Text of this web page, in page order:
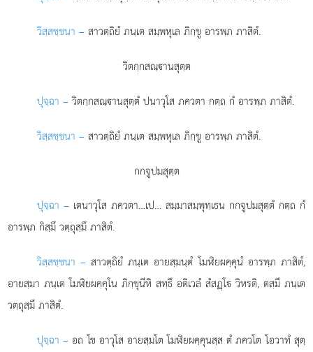
วิสฺสชฺชนา – สาวตฺถิยํ ภนฺเต สมฺพหุเล ภิกฺขู อารพฺภ ภาสิตํ.
วิตกฺกสณฺานสุตฺต
ปุจฺฉา – วิตกฺกสณฺานสุตฺตํปนาวุโส ภควตา กตฺถ กํ อารพฺภ ภาสิตํ.
วิสฺสชฺชนา – สาวตฺถิยํ ภนฺเต สมฺพหุเล ภิกฺขู อารพฺภ ภาสิตํ.
กกจูปมสุตฺต
ปุจฺฉา – เตนาวุโส ภควตา…เป… สมฺมาสมฺพุทฺเธน กกจูปมสุตฺตํ กตฺถ กํ
อารพฺภ กิสฺมึ วตฺถุสฺมึ ภาสิตํ.
วิสฺสชฺชนา – สาวตฺถิยํ ภนฺเต อายสฺมนฺตํ โมฬิยผคฺคุนํ อารพฺภ ภาสิตํ,
อายสฺมา ภนฺเต โมฬิยผคฺคุโน ภิกฺขุนีหิ สทฺธึ อติเวลํ สํสฏฺโ วิหรติ, ตสฺมึ ภนฺเต
วตฺถุสฺมึ ภาสิตํ.
ปุจฺฉา – อถโข อาวุโส อายสฺมโต โมฬิยผคฺคุนสฺส ตํ ภควโต โอวาทํ สุตฺ